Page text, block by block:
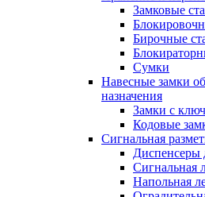
Замковые
Бирочные
Сумки
Навесные замки
назначения
Замки с
Кодовые
Сигнальная
Диспенсеры
Сигнальная
Напольная